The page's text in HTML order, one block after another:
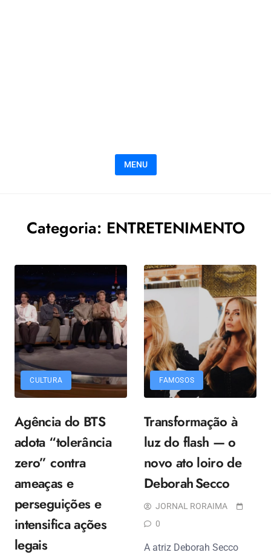
MENU
Categoria: ENTRETENIMENTO
CULTURA
Agência do BTS
adota “tolerância
zero” contra
ameaças e
perseguições e
intensifica ações
legais
FAMOSOS
Transformação à
luz do flash — o
novo ato loiro de
Deborah Secco
JORNAL RORAIMA
0
A atriz Deborah Secco